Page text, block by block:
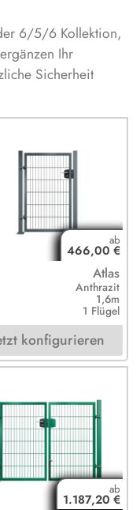
6/5/6 Kollektion,
Ihr
Sicherheit
466,00 €
Atlas
Anthrazit
1,6m
1 Flügel
konfigurieren
1.187,20 €